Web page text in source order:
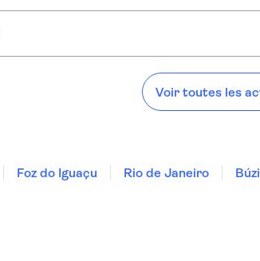
Voir toutes les
Foz do Iguaçu Rio de Janeiro